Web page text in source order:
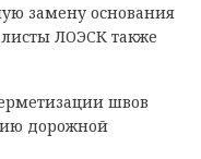
замену основания
ЛОЭСК также
швов
дорожной